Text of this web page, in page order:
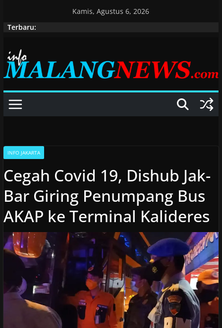
Kamis, Agustus 6, 2026
Terbaru:
INFO JAKARTA
Cegah Covid 19, Dishub Jak-
Bar Giring Penumpang Bus
AKAP ke Terminal Kalideres